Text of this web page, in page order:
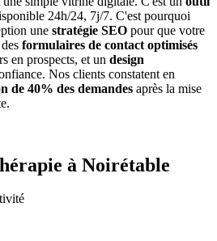
24h/24, 7j/7. C'est pourquoi
une stratégie SEO pour que votre
formulaires de contact optimisés
en prospects, et un design
Nos clients constatent en
de 40% des demandes après la mise
à Noirétable